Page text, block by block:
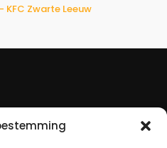
KFC Zwarte Leeuw